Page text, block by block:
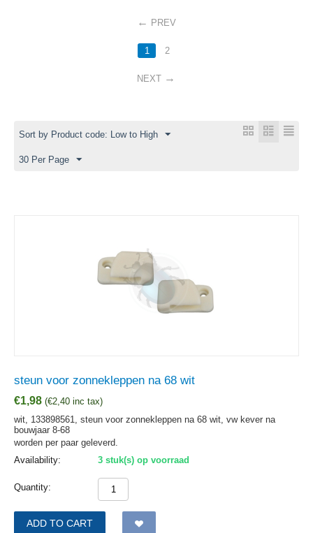
PREV
1 2
NEXT
Sort by Product code: Low to High
30 Per Page
steun voor zonnekleppen na 68 wit
€1,98 (€2,40 inc tax)
wit, 133898561, steun voor zonnekleppen na 68 wit, vw kever na
bouwjaar 8-68
worden per paar geleverd.
Availability:
3 stuk(s) op voorraad
Quantity:
ADD TO CART